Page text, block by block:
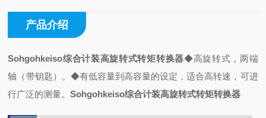
产品介绍
Sohgohkeiso综合计装高旋转式转矩转换器◆高旋转式，两端
轴（带钥匙）。 ◆有低容量到高容量的设定，适合高转速，可进
行广泛的测量。Sohgohkeiso综合计装高旋转式转矩转换器